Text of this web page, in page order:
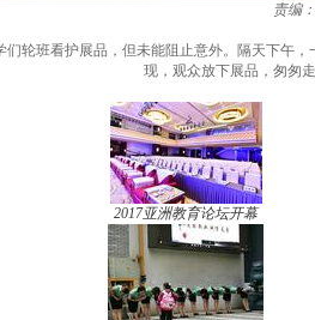
责编
们轮班看护展品，但未能阻止意外。隔天下午
现，观众放下展品，匆匆
2017亚洲教育论坛开幕